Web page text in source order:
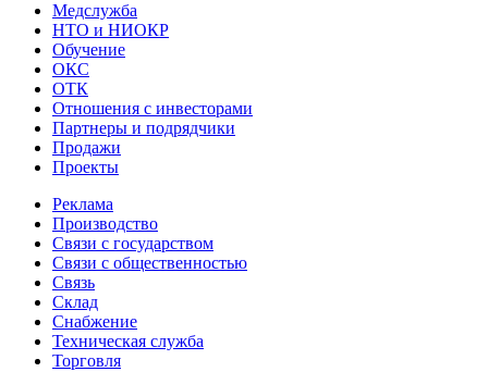
Медслужба
НТО и НИОКР
Обучение
ОКС
ОТК
Отношения с инвесторами
Партнеры и подрядчики
Продажи
Проекты
Реклама
Производство
Связи с государством
Связи с общественностью
Связь
Склад
Снабжение
Техническая служба
Торговля